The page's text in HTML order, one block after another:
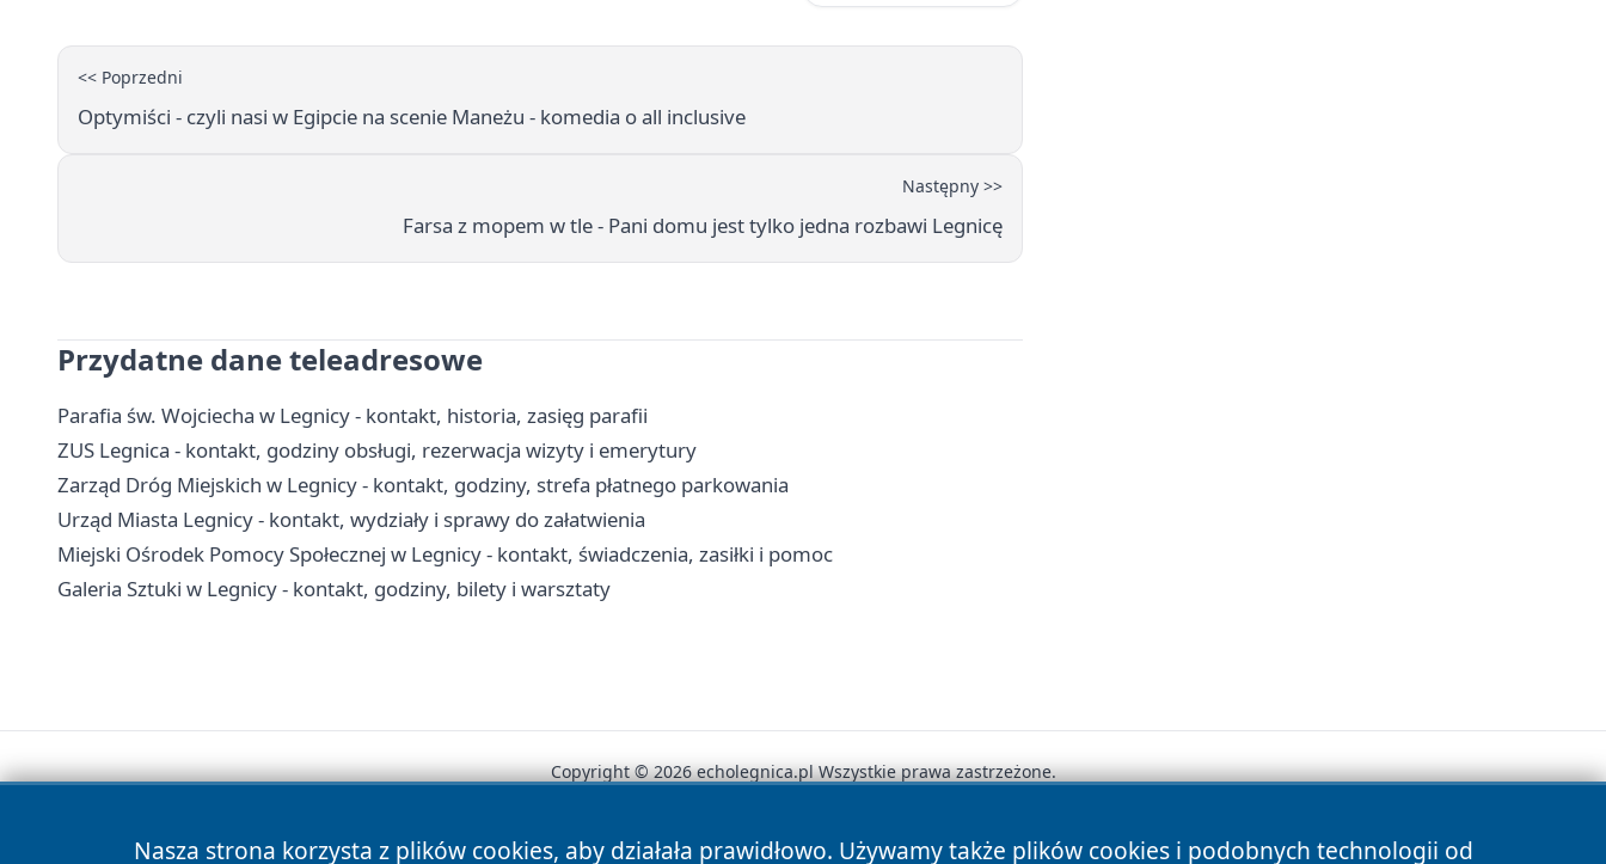
<< Poprzedni
Optymiści - czyli nasi w Egipcie na scenie Maneżu - komedia o all inclusive
Następny >>
Farsa z mopem w tle - Pani domu jest tylko jedna rozbawi Legnicę
Przydatne dane teleadresowe
Parafia św. Wojciecha w Legnicy - kontakt, historia, zasięg parafii
ZUS Legnica - kontakt, godziny obsługi, rezerwacja wizyty i emerytury
Zarząd Dróg Miejskich w Legnicy - kontakt, godziny, strefa płatnego parkowania
Urząd Miasta Legnicy - kontakt, wydziały i sprawy do załatwienia
Miejski Ośrodek Pomocy Społecznej w Legnicy - kontakt, świadczenia, zasiłki i pomoc
Galeria Sztuki w Legnicy - kontakt, godziny, bilety i warsztaty
Nasza strona korzysta z plików cookies, aby działała prawidłowo. Używamy także plików cookies i podobnych technologii od
Copyright © 2026 echolegnica.pl Wszystkie prawa zastrzeżone.
News Autorzy Polityka Prywatności Polityka Cookies